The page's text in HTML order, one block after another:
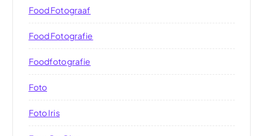
Food Fotograaf
Food Fotografie
Foodfotografie
Foto
Foto Iris